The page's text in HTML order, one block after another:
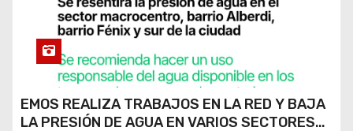
EMOS REALIZA TRABAJOS EN LA RED Y BAJA
LA PRESIÓN DE AGUA EN VARIOS SECTORES